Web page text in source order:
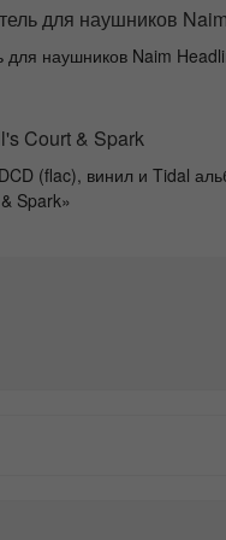
для наушников Naim
(flac), винил и Tidal
Spark»